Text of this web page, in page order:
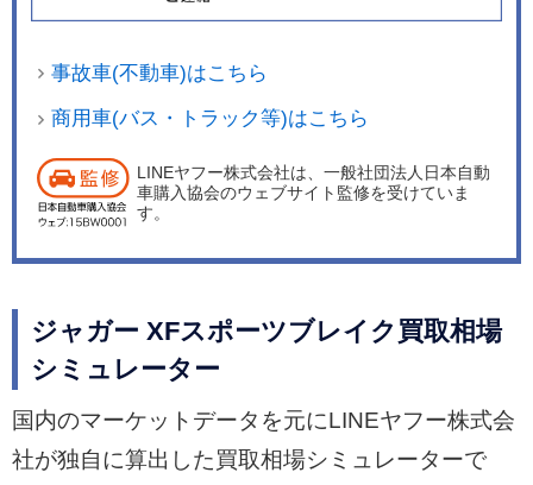
事故車(不動車)はこちら
商用車(バス・トラック等)はこちら
LINEヤフー株式会社は、一般社団法人日本自動
車購入協会のウェブサイト監修を受けていま
す。
ジャガー XFスポーツブレイク買取相場
シミュレーター
国内のマーケットデータを元にLINEヤフー株式会
社が独自に算出した買取相場シミュレーターで